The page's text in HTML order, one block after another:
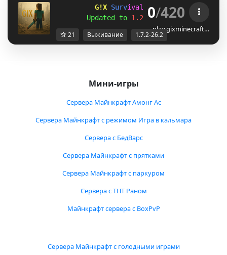
G!X Survival ra ft || 1.7.2 -
Updated to 1.21.11 ! || Vulkan
0/420
play.gixminecraft…
21 Выживание 1.7.2-26.2
Мини-игры
Сервера Майнкрафт Амонг Ас
Сервера Майнкрафт с режимом Игра в кальмара
Сервера с БедВарс
Сервера Майнкрафт с прятками
Сервера Майнкрафт с паркуром
Сервера с ТНТ Раном
Майнкрафт сервера с BoxPvP
Сервера Майнкрафт с голодными играми